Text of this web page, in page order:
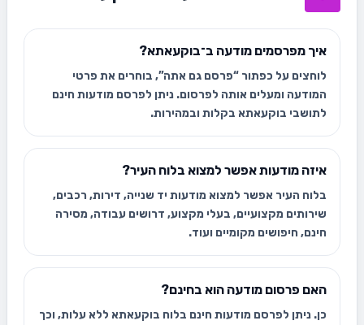
איך מפרסמים מודעה ב־בוקעאתא?
לוחצים על כפתור “פרסם גם אתה”, בוחרים את פרטי
המודעה ומעלים אותה לפרסום. ניתן לפרסם מודעות חינם
לתושבי בוקעאתא בקלות ובמהירות.
איזה מודעות אפשר למצוא בלוח העיר?
בלוח העיר אפשר למצוא מודעות יד שנייה, דירות, רכבים,
שירותים מקצועיים, בעלי מקצוע, דרושים עבודה, מסירה
חינם, חיפושים מקומיים ועוד.
האם פרסום מודעה הוא בחינם?
כן. ניתן לפרסם מודעות חינם בלוח בוקעאתא ללא עלות, וכך